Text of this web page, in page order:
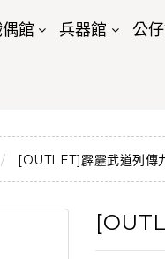
館 兵器館 公
[OUTLET]霹靂武道列傳